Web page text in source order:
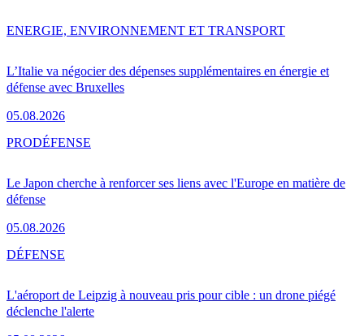
L’Italie va négocier des dépenses supplémentaires en énergie et
défense avec Bruxelles
05.08.2026
ENERGIE, ENVIRONNEMENT ET TRANSPORT
Le Japon cherche à renforcer ses liens avec l'Europe en matière de
défense
05.08.2026
PRODÉFENSE
L'aéroport de Leipzig à nouveau pris pour cible : un drone piégé
déclenche l'alerte
DÉFENSE